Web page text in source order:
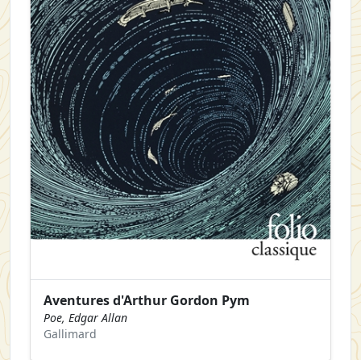
Aventures d'Arthur Gordon Pym
Poe, Edgar Allan
Gallimard